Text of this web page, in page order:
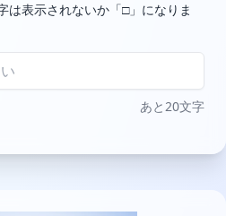
は表示されないか「□」になりま
あと20文字